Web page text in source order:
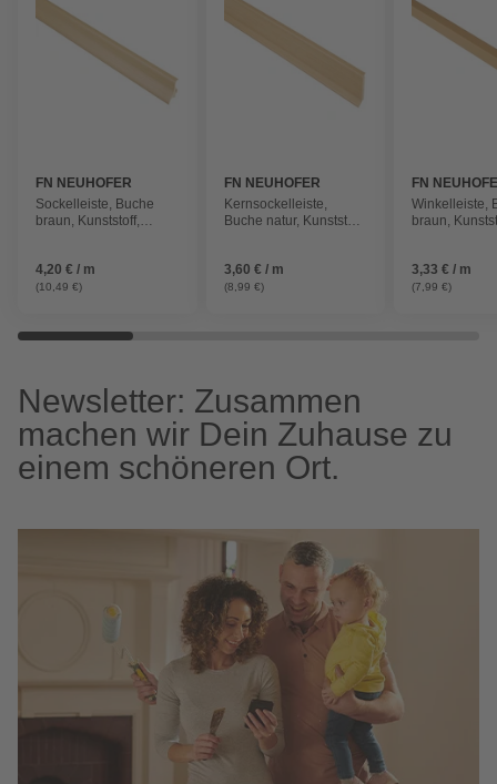
FN NEUHOFER
Sockelleiste, Buche
braun, Kunststoff,
4,20 € / m
(10,49 €)
FN NEUHOFER
Kernsockelleiste,
Buche natur, Kunststoff,
3,60 € / m
(8,99 €)
FN
Winkelleiste,
braun,
3,33 € / m
(7,99 €)
Newsletter: Zusammen
machen wir Dein Zuhause zu
einem schöneren Ort.